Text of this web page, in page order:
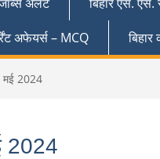
अफेयर्स – MCQ
मई 2024
2024